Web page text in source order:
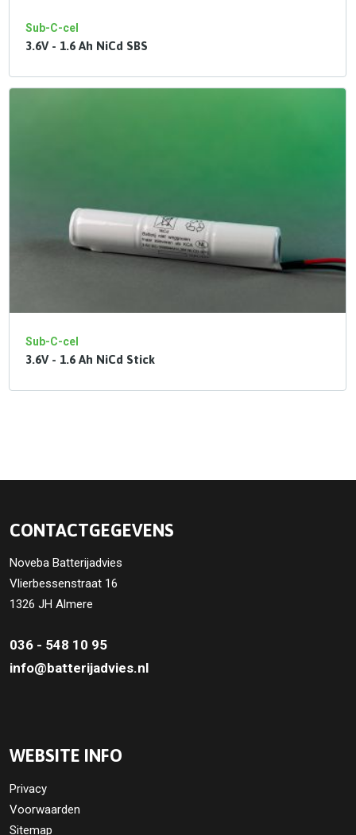
Sub-C-cel
3.6V - 1.6 Ah NiCd SBS
Sub-C-cel
3.6V - 1.6 Ah NiCd Stick
CONTACTGEGEVENS
Noveba Batterijadvies
Vlierbessenstraat 16
1326 JH Almere
036 - 548 10 95
info@batterijadvies.nl
WEBSITE INFO
Privacy
Voorwaarden
Sitemap